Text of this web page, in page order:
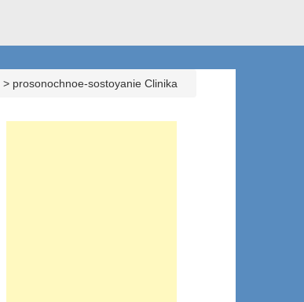
> prosonochnoe-sostoyanie Clinika